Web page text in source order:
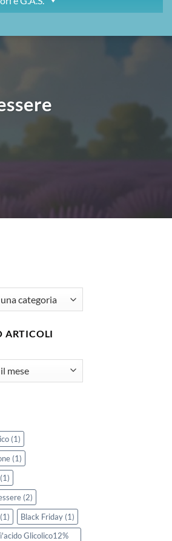
ARTICOLI
(1)
(1)
(2)
(1) Black Friday(1)
Glicolico12%